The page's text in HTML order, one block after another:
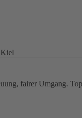
fairer Umgang.